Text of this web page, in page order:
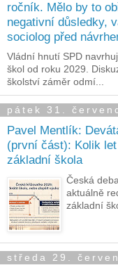
ročník. Mělo by to
negativní důsledky,
sociolog před
Vládní hnutí SPD
škol od roku 2029.
školství záměr odmí...
pátek 31.
Pavel Mentlík:
(první část): Kolik
základní škola
Česká
aktuálně
základní
středa 29.